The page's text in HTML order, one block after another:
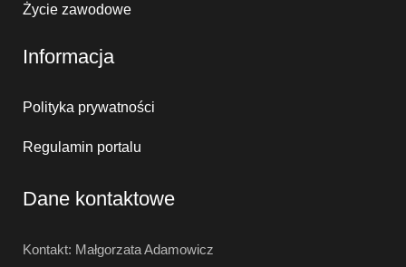
Życie zawodowe
Informacja
Polityka prywatności
Regulamin portalu
Dane kontaktowe
Kontakt: Małgorzata Adamowicz